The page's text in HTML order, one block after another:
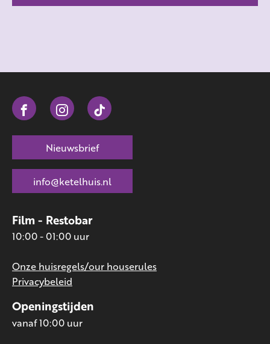
Openingstijden
vanaf 10:00 uur
Film - Restobar
10:00 - 01:00 uur
Onze huisregels/our houserules
Privacybeleid
Nieuwsbrief
info@ketelhuis.nl